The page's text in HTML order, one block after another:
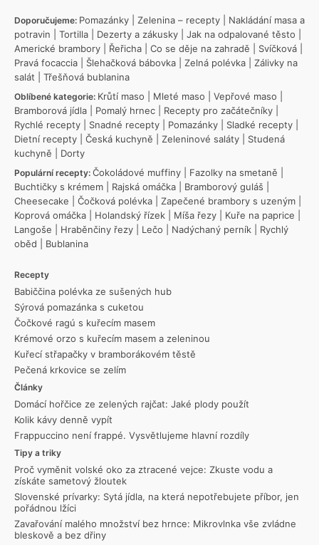
Doporučujeme: Pomazánky Zelenina – recepty
Nakládání masa a
potravin
Tortilla Dezerty a zákusky Jak na odpalované těsto
Americké brambory
Řeřicha Co se děje na zahradě Svíčková
Pravá focaccia
Šlehačková bábovka Zelná polévka
Zálivky na
salát
Třešňová bublanina
Oblíbené kategorie: Krůtí maso Mleté maso Vepřové maso
Bramborová jídla
Pomalý hrnec Recepty pro začátečníky
Rychlé recepty
Snadné recepty Pomazánky Sladké recepty
Dietní recepty
Česká kuchyně Zeleninové saláty
Studená
kuchyně
Dorty
Populární recepty: Čokoládové muffiny Fazolky na smetaně
Buchtičky s krémem
Rajská omáčka Bramborový guláš
Cheesecake
Čočková polévka Zapečené brambory s uzeným
Koprová omáčka
Holandský řízek Míša řezy Kuře na paprice
Langoše
Hraběnčiny řezy Lečo Nadýchaný perník
Rychlý
oběd
Bublanina
Recepty
Babiččina polévka ze sušených hub
Sýrová pomazánka s cuketou
Čočkové ragú s kuřecím masem
Krémové orzo s kuřecím masem a zeleninou
Kuřecí střapačky v bramborákovém těstě
Pečená krkovice se zelím
Články
Domácí hořčice ze zelených rajčat: Jaké plody použít
Kolik kávy denně vypít
Frappuccino není frappé. Vysvětlujeme hlavní rozdíly
Tipy a triky
Proč vyměnit volské oko za ztracené vejce: Zkuste vodu a
získáte sametový žloutek
Slovenské prívarky: Sytá jídla, na která nepotřebujete příbor, jen
pořádnou lžíci
Zavařování malého množství bez hrnce: Mikrovlnka vše zvládne
bleskově a bez dřiny